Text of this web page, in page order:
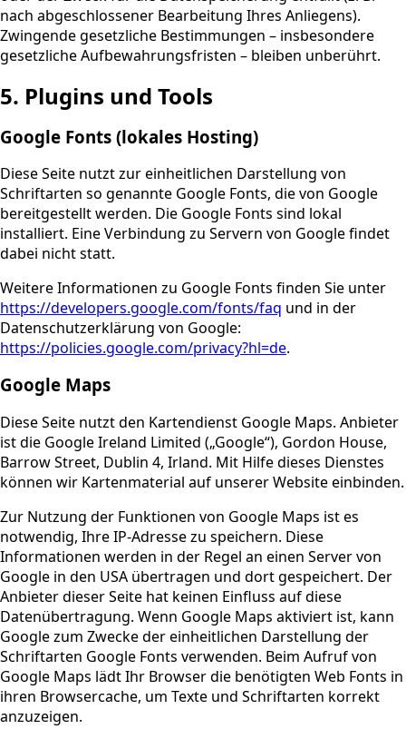
nach abgeschlossener Bearbeitung Ihres Anliegens).
Zwingende gesetzliche Bestimmungen – insbesondere
gesetzliche Aufbewahrungsfristen – bleiben unberührt.
5. Plugins und Tools
Google Fonts (lokales Hosting)
Diese Seite nutzt zur einheitlichen Darstellung von
Schriftarten so genannte Google Fonts, die von Google
bereitgestellt werden. Die Google Fonts sind lokal
installiert. Eine Verbindung zu Servern von Google findet
dabei nicht statt.
Weitere Informationen zu Google Fonts finden Sie unter
https://developers.google.com/fonts/faq und in der
Datenschutzerklärung von Google:
https://policies.google.com/privacy?hl=de.
Google Maps
Diese Seite nutzt den Kartendienst Google Maps. Anbieter
ist die Google Ireland Limited („Google“), Gordon House,
Barrow Street, Dublin 4, Irland. Mit Hilfe dieses Dienstes
können wir Kartenmaterial auf unserer Website einbinden.
Zur Nutzung der Funktionen von Google Maps ist es
notwendig, Ihre IP-Adresse zu speichern. Diese
Informationen werden in der Regel an einen Server von
Google in den USA übertragen und dort gespeichert. Der
Anbieter dieser Seite hat keinen Einfluss auf diese
Datenübertragung. Wenn Google Maps aktiviert ist, kann
Google zum Zwecke der einheitlichen Darstellung der
Schriftarten Google Fonts verwenden. Beim Aufruf von
Google Maps lädt Ihr Browser die benötigten Web Fonts in
ihren Browsercache, um Texte und Schriftarten korrekt
anzuzeigen.